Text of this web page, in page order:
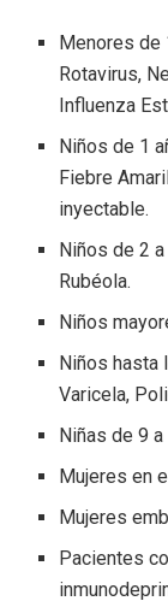
Menores de
Rotavirus,
Influenza
Niños de 1
Fiebre
inyectable.
Niños de 2
Rubéola.
Niños
Niños hasta
Varicela,
Niñas de 9
Mujeres en
Mujeres
Pacientes